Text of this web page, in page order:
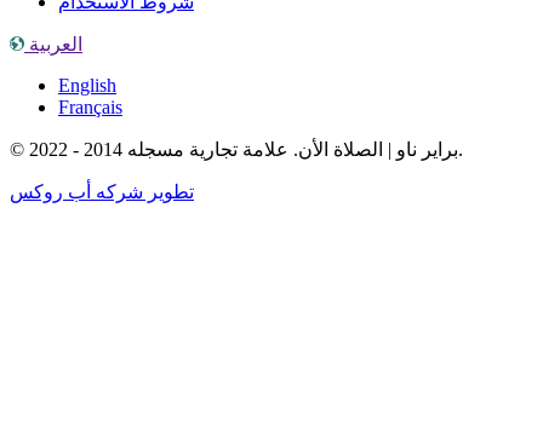
العربية
English
Français
© براير ناو | الصلاة الأن. علامة تجارية مسجله 2014 - 2022.
تطوير شركه أب روكس